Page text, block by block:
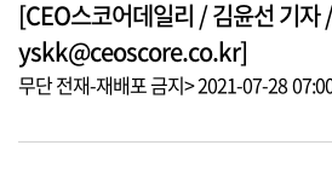
[CEO스코어데일리 / 김윤선 기자
yskk@ceoscore.co.kr]
무단 전재-재배포 금지> 2021-07-28